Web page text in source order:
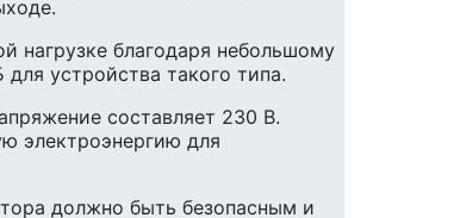
нагрузке благодаря небольшому
устройства такого типа.
составляет 230 В.
электроэнергию для
должно быть безопасным и